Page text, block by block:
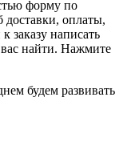
форму по
доставки, оплаты,
заказу написать
найти. Нажмите
будем развивать